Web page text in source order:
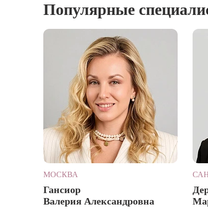
Популярные
МОСКВА
Гансиор
Валерия Александровна